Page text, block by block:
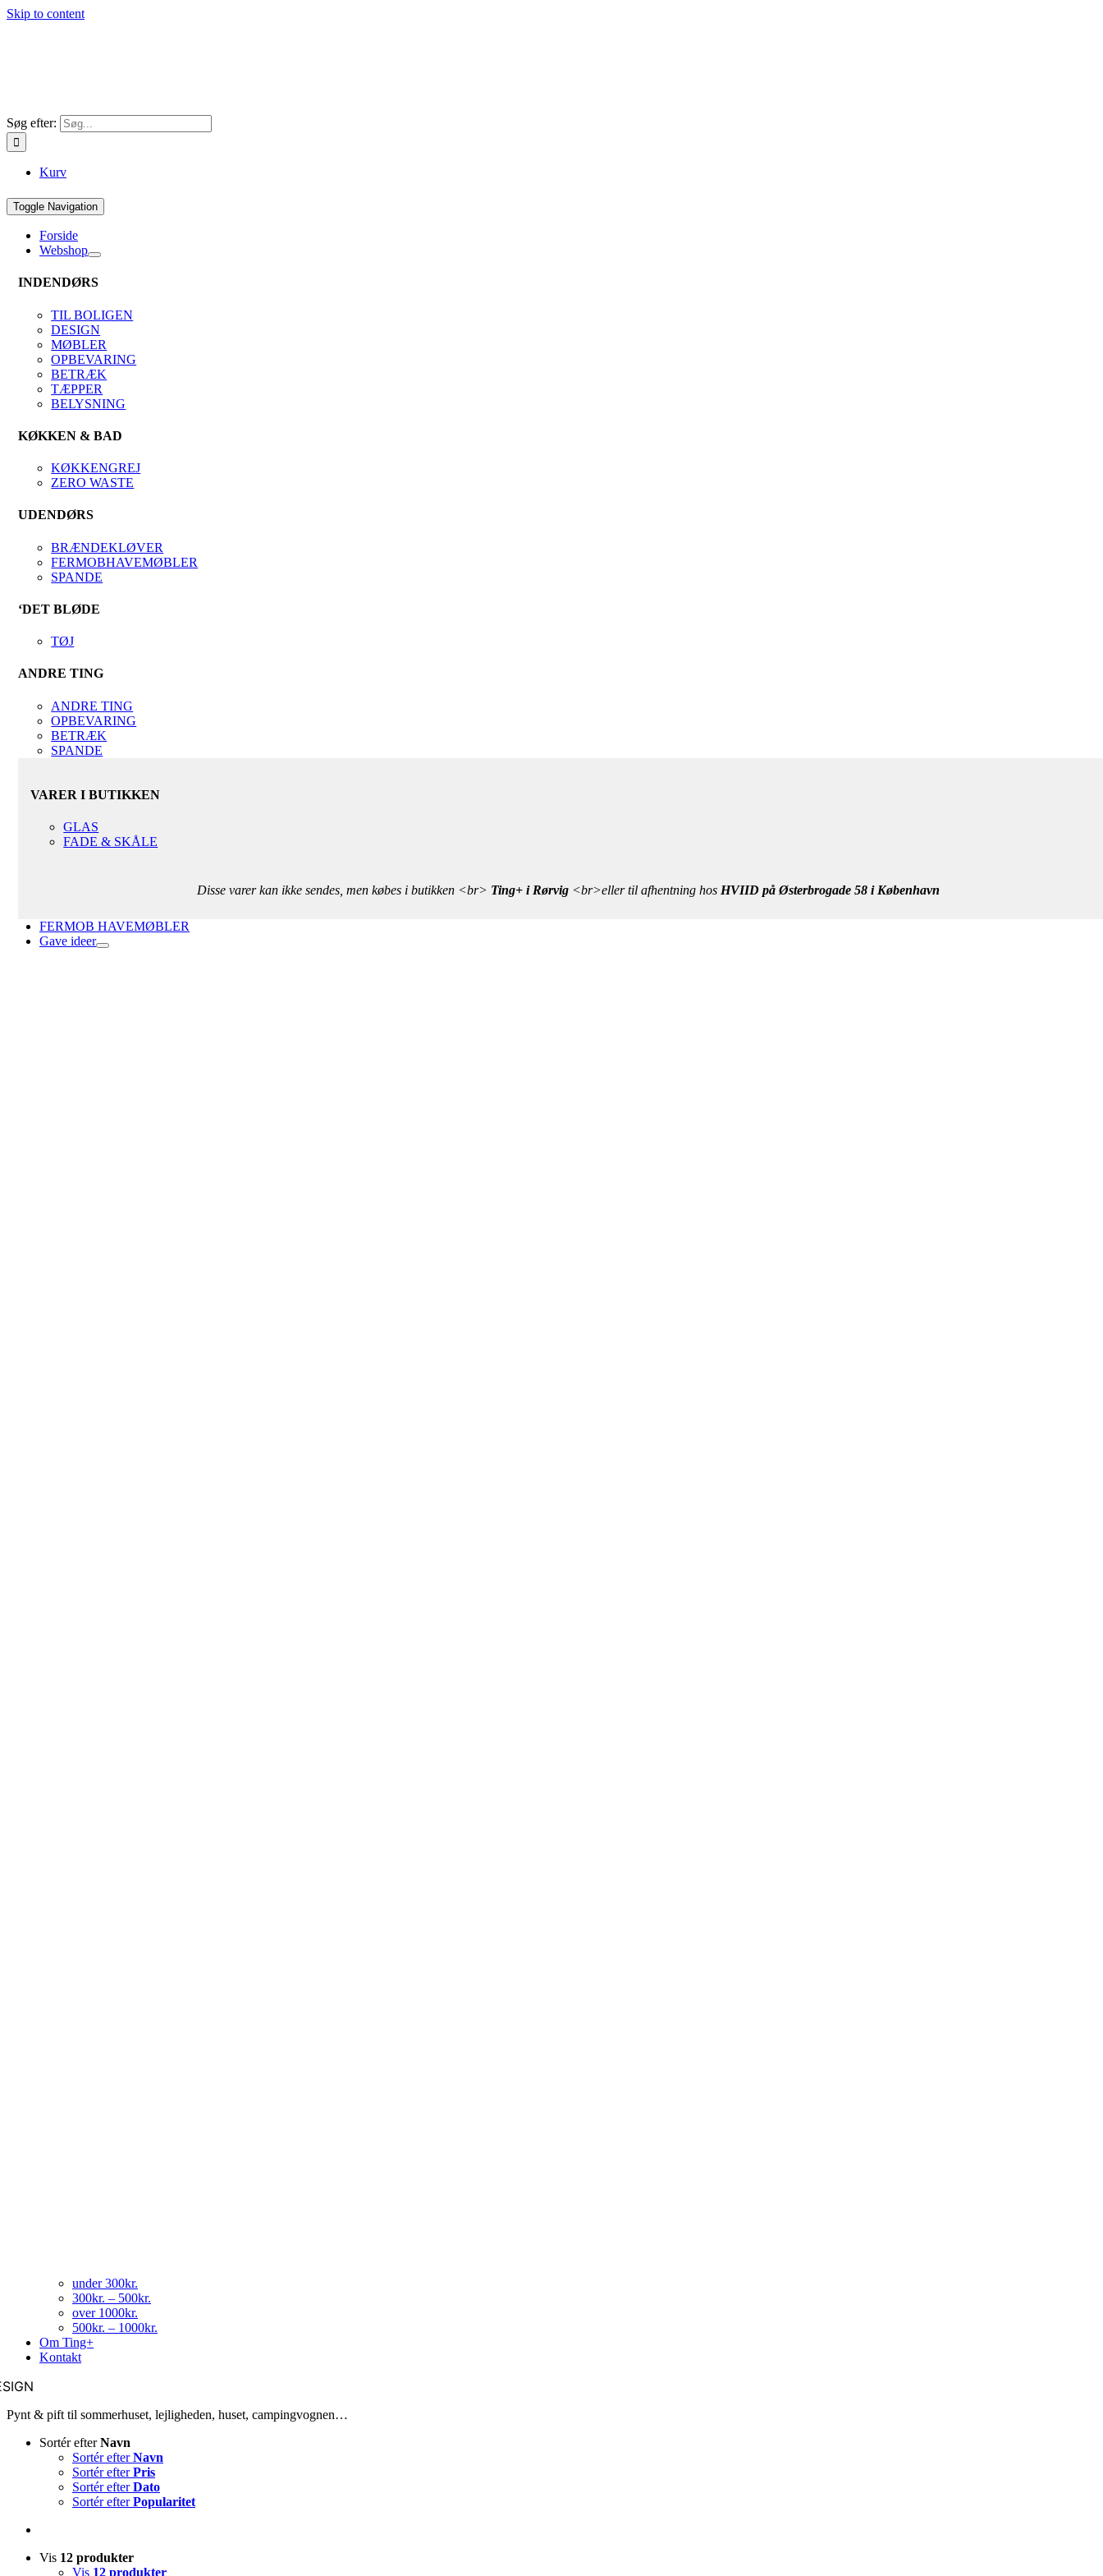
Skip to content
Søg efter:
Kurv
Toggle Navigation
Forside
Webshop
INDENDØRS
TIL BOLIGEN
DESIGN
MØBLER
OPBEVARING
BETRÆK
TÆPPER
BELYSNING
KØKKEN & BAD
KØKKENGREJ
ZERO WASTE
UDENDØRS
BRÆNDEKLØVER
FERMOBHAVEMØBLER
SPANDE
‘DET BLØDE
TØJ
ANDRE TING
ANDRE TING
OPBEVARING
BETRÆK
SPANDE
VARER I BUTIKKEN
GLAS
FADE & SKÅLE
Disse varer kan ikke sendes, men købes i butikken <br> Ting+ i Rørvig<br>eller til afhentning hos HVIID på Østerbrogade 58 i København
FERMOB HAVEMØBLER
Gave ideer
under 300kr.
300kr. – 500kr.
over 1000kr.
500kr. – 1000kr.
Om Ting+
Kontakt
Pynt & pift til sommerhuset, lejligheden, huset, campingvognen…
Sortér efterNavn
Sortér efterNavn
Sortér efterPris
Sortér efterDato
Sortér efterPopularitet
Vis 12 produkter
Vis 12 produkter